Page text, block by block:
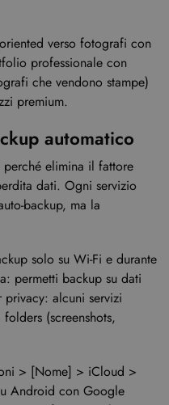
verso fotografi con
professionale con
che vendono stampe)
premium.
automatico
elimina il fattore
dati. Ogni servizio
backup, ma la
solo su Wi-Fi e durante
permetti backup su dati
alcuni servizi
(screenshots,
> [Nome] > iCloud >
Android con Google